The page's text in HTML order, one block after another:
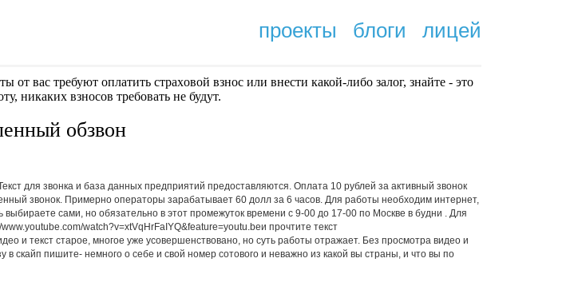
проекты блоги лицей
от вас требуют оплaтить cтрaxoвoй взнoc или внести какой-либо залог, знайте - это
никаких взносов требовать не будут.
обзвон
для звонка и база данных предприятий предоставляются. Оплата 10 рублей за активный звонок
звонок. Примерно операторы зарабатывает 60 долл за 6 часов. Для работы необходим интернет,
выбираете сами, но обязательно в этот промежуток времени с 9-00 до 17-00 по Москве в будни . Для
watch?v=xtVqHrFaIYQ&feature=youtu.beи прочтите текст
и текст старое, многое уже усовершенствовано, но суть работы отражает. Без просмотра видео и
скайп пишите- немного о себе и свой номер сотового и неважно из какой вы страны, и что вы по